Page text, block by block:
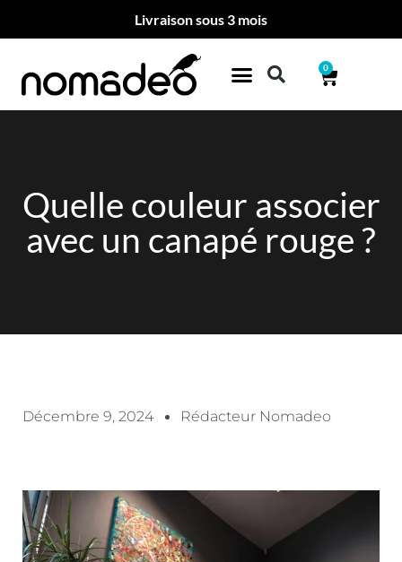
Livraison sous 3 mois
0
Quelle couleur associer
avec un canapé rouge ?
Décembre 9, 2024 Rédacteur Nomadeo